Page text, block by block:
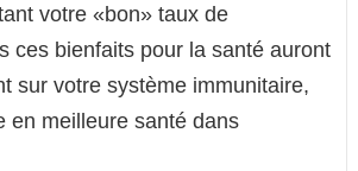
votre «bon» taux de
ces bienfaits pour la santé auront
sur votre système immunitaire,
en meilleure santé dans